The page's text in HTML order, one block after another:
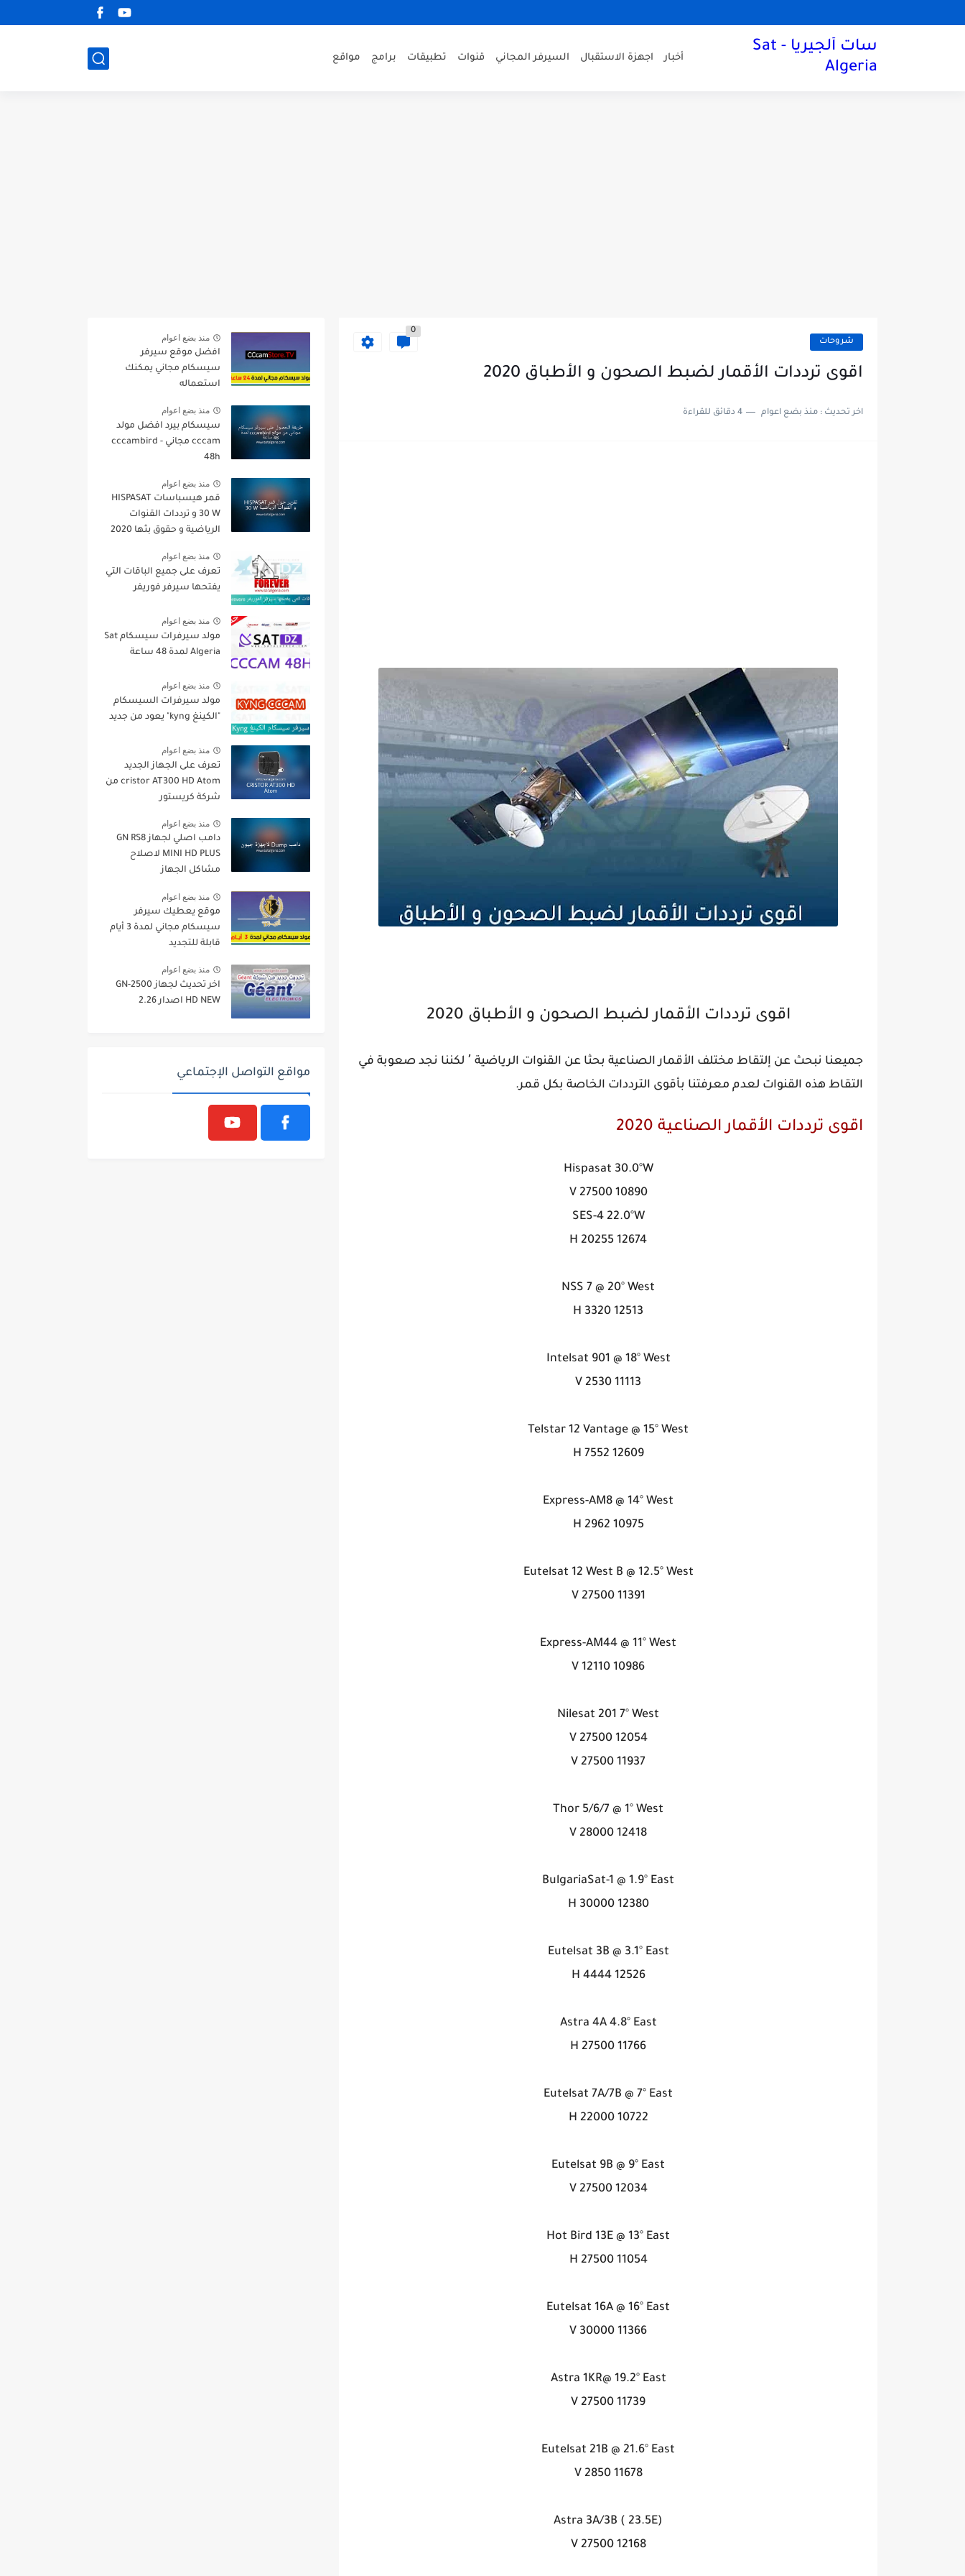
سات ألجيريا - Sat
Algeria
أخبار اجهزة الاستقبال السيرفر المجاني قنوات تطبيقات برامج مواقع
شروحات
0
اقوى ترددات الأقمار لضبط الصحون و الأطباق 2020
اخر تحديث : منذ بضع اعوام 4 دقائق للقراءة
اقوى ترددات الأقمار لضبط الصحون و الأطباق 2020
جميعنا نبحث عن إلتقاط مختلف الأقمار الصناعية بحثا عن القنوات الرياضية ٬ لكننا نجد صعوبة في
التقاط هذه القنوات لعدم معرفتنا بأقوى الترددات الخاصة بكل قمر.
اقوى ترددات الأقمار الصناعية 2020
Hispasat 30.0°W
10890 V 27500
SES-4 22.0°W
12674 H 20255
NSS 7 @ 20° West
12513 H 3320
Intelsat 901 @ 18° West
11113 V 2530
Telstar 12 Vantage @ 15° West
12609 H 7552
Express-AM8 @ 14° West
10975 H 2962
Eutelsat 12 West B @ 12.5° West
11391 V 27500
Express-AM44 @ 11° West
10986 V 12110
Nilesat 201 7° West
12054 V 27500
11937 V 27500
Thor 5/6/7 @ 1° West
12418 V 28000
BulgariaSat-1 @ 1.9° East
12380 H 30000
Eutelsat 3B @ 3.1° East
12526 H 4444
Astra 4A 4.8° East
11766 H 27500
Eutelsat 7A/7B @ 7° East
10722 H 22000
Eutelsat 9B @ 9° East
12034 V 27500
Hot Bird 13E @ 13° East
11054 H 27500
Eutelsat 16A @ 16° East
11366 V 30000
Astra 1KR@ 19.2° East
11739 V 27500
Eutelsat 21B @ 21.6° East
11678 V 2850
Astra 3A/3B ( 23.5E)
12168 V 27500
منذ بضع اعوام
افضل موقع سيرفر
سيسكام مجاني يمكنك
استعماله
منذ بضع اعوام
سيسكام بيرد افضل مولد
cccam مجاني - cccambird
48h
منذ بضع اعوام
قمر هيسباسات HISPASAT
30 W و ترددات القنوات
الرياضية و حقوق بثها 2020
منذ بضع اعوام
تعرف على جميع الباقات التي
يفتحها سيرفر فوريفر
منذ بضع اعوام
مولد سيرفرات سيسكام Sat
Algeria لمدة 48 ساعة
منذ بضع اعوام
مولد سيرفرات السيسكام
"الكينغ kyng" يعود من جديد
منذ بضع اعوام
تعرف على الجهاز الجديد
cristor AT300 HD Atom من
شركة كريستور
منذ بضع اعوام
دامب اصلي لجهاز GN RS8
MINI HD PLUS لاصلاح
مشاكل الجهاز
منذ بضع اعوام
موقع يعطيك سيرفر
سيسكام مجاني لمدة 3 أيام
قابلة للتجديد
منذ بضع اعوام
اخر تحديث لجهاز GN-2500
HD NEW اصدار 2.26
مواقع التواصل الإجتماعي